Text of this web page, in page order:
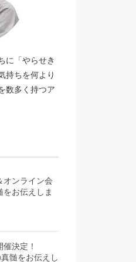
に「やらせき
持ちを何より
数多く持つア
オンライン会
お伝えしま
決定！
髄をお伝えし